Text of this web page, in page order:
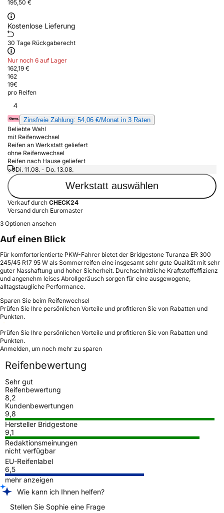
195,50 €
Kostenlose Lieferung
30 Tage Rückgaberecht
Nur noch 6 auf Lager
162,19 €
162
19€
pro Reifen
4
Zinsfreie Zahlung: 54,06 €/Monat in 3 Raten
Beliebte Wahl
mit Reifenwechsel
Reifen an Werkstatt geliefert
ohne Reifenwechsel
Reifen nach Hause geliefert
Di. 11.08. - Do. 13.08.
Werkstatt auswählen
Verkauf durch CHECK24
Versand durch Euromaster
3 Optionen ansehen
Auf einen Blick
Für komfortorientierte PKW-Fahrer bietet der Bridgestone Turanza ER 300
245/45 R17 95 W als Sommerreifen eine insgesamt sehr gute Qualität mit sehr
guter Nasshaftung und hoher Sicherheit. Durchschnittliche Kraftstoffeffizienz
und angenehm leises Abrollgeräusch sorgen für eine ausgewogene,
alltagstaugliche Performance.
Sparen Sie beim Reifenwechsel
Prüfen Sie Ihre persönlichen Vorteile und profitieren Sie von Rabatten und
Punkten.
Prüfen Sie Ihre persönlichen Vorteile und profitieren Sie von Rabatten und
Punkten.
Anmelden, um noch mehr zu sparen
Reifenbewertung
Sehr gut
Reifenbewertung
8,2
Kundenbewertungen
9,8
Hersteller Bridgestone
9,1
Redaktionsmeinungen
nicht verfügbar
EU-Reifenlabel
6,5
mehr anzeigen
Wie kann ich Ihnen helfen?
Stellen Sie Sophie eine Frage